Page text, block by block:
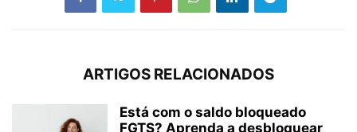
ARTIGOS RELACIONADOS
Está com o saldo bloqueado
FGTS? Aprenda a desbloquear